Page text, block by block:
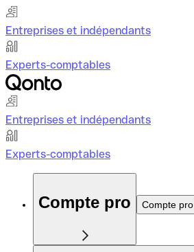
Entreprises et indépendants
Experts-comptables
Entreprises et indépendants
Experts-comptables
Compte pro Compte pro